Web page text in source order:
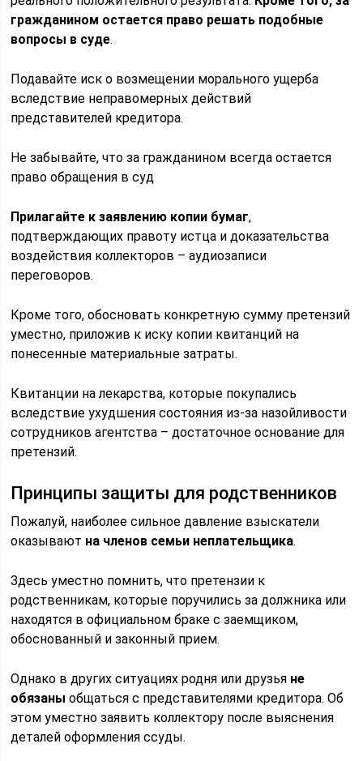
гражданином остается право решать подобные
вопросы в суде.
Подавайте иск о возмещении морального ущерба
вследствие неправомерных действий
представителей кредитора.
Не забывайте, что за гражданином всегда остается
право обращения в суд
Прилагайте к заявлению копии бумаг,
подтверждающих правоту истца и доказательства
воздействия коллекторов – аудиозаписи
переговоров.
Кроме того, обосновать конкретную сумму претензий
уместно, приложив к иску копии квитанций на
понесенные материальные затраты.
Квитанции на лекарства, которые покупались
вследствие ухудшения состояния из-за назойливости
сотрудников агентства – достаточное основание для
претензий.
Принципы защиты для родственников
Пожалуй, наиболее сильное давление взыскатели
оказывают на членов семьи неплательщика.
Здесь уместно помнить, что претензии к
родственникам, которые поручились за должника или
находятся в официальном браке с заемщиком,
обоснованный и законный прием.
Однако в других ситуациях родня или друзья не
обязаны общаться с представителями кредитора. Об
этом уместно заявить коллектору после выяснения
деталей оформления ссуды.